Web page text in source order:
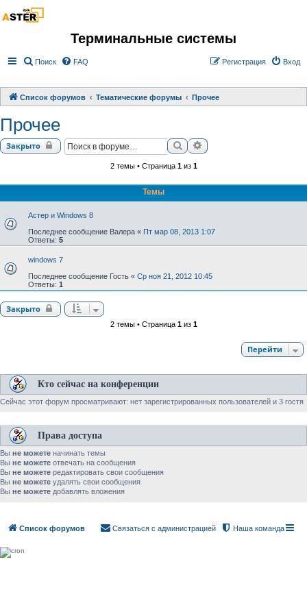
Терминальные системы
Поиск FAQ Вход
Регистрация
Список форумов Тематические форумы Прочее
Прочее
Закрыто ПоискРасширенный поиск
2 темы • Страница 1из 1
Темы
Астер и Windows 8
Последнее сообщение Валера « Пт мар 08, 2013 1:07
Ответы: 5
windows 7
Последнее сообщение Гость « Ср ноя 21, 2012 10:45
Ответы: 1
Закрыто
2 темы • Страница 1из 1
Перейти
Кто сейчас на конференции
Сейчас этот форум просматривают: нет зарегистрированных пользователей и 3 гостя
Права доступа
Вы не можете начинать темы
Вы не можете отвечать на сообщения
Вы не можете редактировать свои сообщения
Вы не можете удалять свои сообщения
Вы не можете добавлять вложения
Список форумов Наша команда
Связаться с администрацией